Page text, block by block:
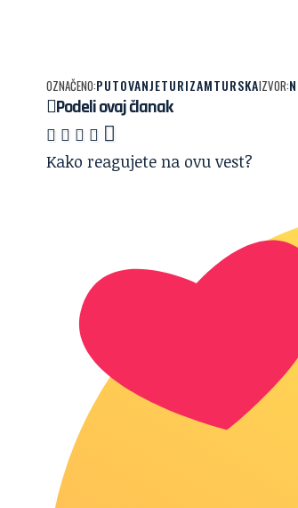
OZNAČENO:PUTOVANJETURIZAMTURSKAIZVOR:
Podeli ovaj članak
Kako reagujete na ovu vest?